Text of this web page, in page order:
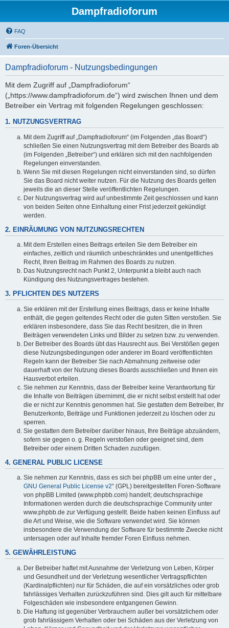
Dampfradioforum
FAQ
Foren-Übersicht
Dampfradioforum - Nutzungsbedingungen
Mit dem Zugriff auf „Dampfradioforum“
(„https://www.dampfradioforum.de“) wird zwischen Ihnen und dem
Betreiber ein Vertrag mit folgenden Regelungen geschlossen:
1. NUTZUNGSVERTRAG
Mit dem Zugriff auf „Dampfradioforum“ (im Folgenden „das Board“)
schließen Sie einen Nutzungsvertrag mit dem Betreiber des Boards ab
(im Folgenden „Betreiber“) und erklären sich mit den nachfolgenden
Regelungen einverstanden.
Wenn Sie mit diesen Regelungen nicht einverstanden sind, so dürfen
Sie das Board nicht weiter nutzen. Für die Nutzung des Boards gelten
jeweils die an dieser Stelle veröffentlichten Regelungen.
Der Nutzungsvertrag wird auf unbestimmte Zeit geschlossen und kann
von beiden Seiten ohne Einhaltung einer Frist jederzeit gekündigt
werden.
2. EINRÄUMUNG VON NUTZUNGSRECHTEN
Mit dem Erstellen eines Beitrags erteilen Sie dem Betreiber ein
einfaches, zeitlich und räumlich unbeschränktes und unentgeltliches
Recht, Ihren Beitrag im Rahmen des Boards zu nutzen.
Das Nutzungsrecht nach Punkt 2, Unterpunkt a bleibt auch nach
Kündigung des Nutzungsvertrages bestehen.
3. PFLICHTEN DES NUTZERS
Sie erklären mit der Erstellung eines Beitrags, dass er keine Inhalte
enthält, die gegen geltendes Recht oder die guten Sitten verstoßen. Sie
erklären insbesondere, dass Sie das Recht besitzen, die in Ihren
Beiträgen verwendeten Links und Bilder zu setzen bzw. zu verwenden.
Der Betreiber des Boards übt das Hausrecht aus. Bei Verstößen gegen
diese Nutzungsbedingungen oder anderer im Board veröffentlichten
Regeln kann der Betreiber Sie nach Abmahnung zeitweise oder
dauerhaft von der Nutzung dieses Boards ausschließen und Ihnen ein
Hausverbot erteilen.
Sie nehmen zur Kenntnis, dass der Betreiber keine Verantwortung für
die Inhalte von Beiträgen übernimmt, die er nicht selbst erstellt hat oder
die er nicht zur Kenntnis genommen hat. Sie gestatten dem Betreiber, Ihr
Benutzerkonto, Beiträge und Funktionen jederzeit zu löschen oder zu
sperren.
Sie gestatten dem Betreiber darüber hinaus, Ihre Beiträge abzuändern,
sofern sie gegen o. g. Regeln verstoßen oder geeignet sind, dem
Betreiber oder einem Dritten Schaden zuzufügen.
4. GENERAL PUBLIC LICENSE
Sie nehmen zur Kenntnis, dass es sich bei phpBB um eine unter der „
GNU General Public License v2“ (GPL) bereitgestellten Foren-Software
von phpBB Limited (www.phpbb.com) handelt; deutschsprachige
Informationen werden durch die deutschsprachige Community unter
www.phpbb.de zur Verfügung gestellt. Beide haben keinen Einfluss auf
die Art und Weise, wie die Software verwendet wird. Sie können
insbesondere die Verwendung der Software für bestimmte Zwecke nicht
untersagen oder auf Inhalte fremder Foren Einfluss nehmen.
5. GEWÄHRLEISTUNG
Der Betreiber haftet mit Ausnahme der Verletzung von Leben, Körper
und Gesundheit und der Verletzung wesentlicher Vertragspflichten
(Kardinalpflichten) nur für Schäden, die auf ein vorsätzliches oder grob
fahrlässiges Verhalten zurückzuführen sind. Dies gilt auch für mittelbare
Folgeschäden wie insbesondere entgangenen Gewinn.
Die Haftung ist gegenüber Verbrauchern außer bei vorsätzlichem oder
grob fahrlässigem Verhalten oder bei Schäden aus der Verletzung von